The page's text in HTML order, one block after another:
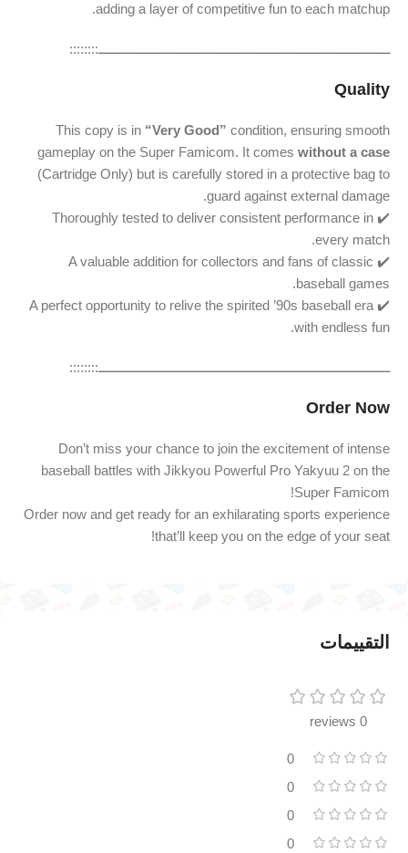
adding a layer of competitive fun to each matchup.
ــــــــــــــــــــــــــــــــــــــــــــــــــــــــــــــــــــــــــــــــ::::::::
Quality
This copy is in “Very Good” condition, ensuring smooth
gameplay on the Super Famicom. It comes without a case
(Cartridge Only) but is carefully stored in a protective bag to
guard against external damage.
✔️ Thoroughly tested to deliver consistent performance in
every match.
✔️ A valuable addition for collectors and fans of classic
baseball games.
✔️ A perfect opportunity to relive the spirited ’90s baseball era
with endless fun.
ــــــــــــــــــــــــــــــــــــــــــــــــــــــــــــــــــــــــــــــــ::::::::
Order Now
Don’t miss your chance to join the excitement of intense
baseball battles with Jikkyou Powerful Pro Yakyuu 2 on the
Super Famicom!
Order now and get ready for an exhilarating sports experience
that’ll keep you on the edge of your seat!
التقييمات
0 reviews
0
0
0
0